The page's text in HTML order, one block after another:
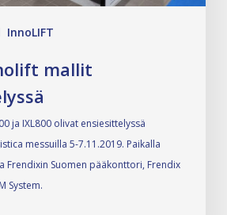
InnoLIFT
mallit
ja IXL800 olivat ensiesittelyssä
messuilla 5-7.11.2019. Paikalla
Frendixin Suomen pääkonttori, Frendix
System.